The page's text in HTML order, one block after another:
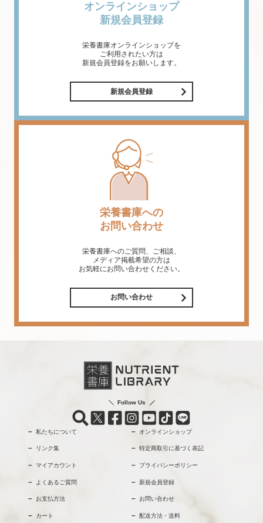
オンラインショップ
新規会員登録
栄養書庫オンラインショップを
ご利用されたい方は
新規会員登録をお願いします。
新規会員登録
栄養書庫への
お問い合わせ
栄養書庫へのご質問、ご相談、
メディア掲載希望の方は
お気軽にお問い合わせください。
お問い合わせ
Follow Us
私たちについて オンラインショップ
リンク集 特定商取引に基づく表記
マイアカウント プライバシーポリシー
よくあるご質問 新規会員登録
お支払方法 お問い合わせ
カート 配送方法・送料